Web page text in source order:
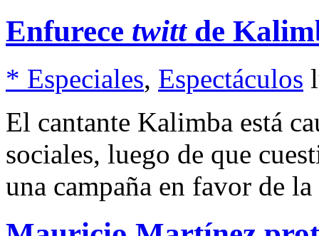
Enfurece twittde
* Especiales, Espectáculos
El cantante Kalimba está
sociales, luego de que
una campaña en favor de